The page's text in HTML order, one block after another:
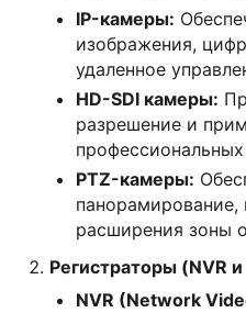
IP-камеры:
изображения,
удаленное
HD-SDI камеры:
разрешение и
PTZ-камеры:
панорамирование,
расширения зоны
Регистраторы (NVR и
NVR (Network